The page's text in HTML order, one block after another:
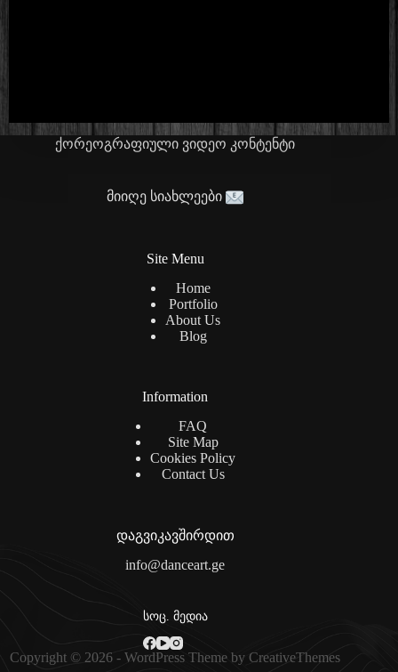
ქორეოგრაფიული ვიდეო კონტენტი
მიიღე სიახლეები
Site Menu
Home
Portfolio
About Us
Blog
Information
FAQ
Site Map
Cookies Policy
Contact Us
დაგვიკავშირდით
info@danceart.ge
სოც. მედია
Copyright © 2026 - WordPress Theme by CreativeThemes